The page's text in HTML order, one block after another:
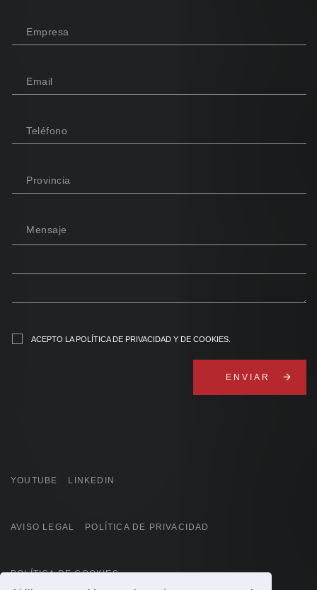
Empresa
Email
Teléfono
Provincia
Mensaje
ACEPTO LA POLÍTICA DE PRIVACIDAD Y DE COOKIES
arrow_forward
YOUTUBE LINKEDIN
AVISO LEGAL POLÍTICA DE PRIVACIDAD
POLÍTICA DE COOKIES